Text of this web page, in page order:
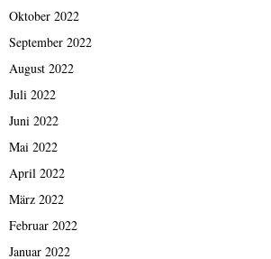
Oktober 2022
September 2022
August 2022
Juli 2022
Juni 2022
Mai 2022
April 2022
März 2022
Februar 2022
Januar 2022